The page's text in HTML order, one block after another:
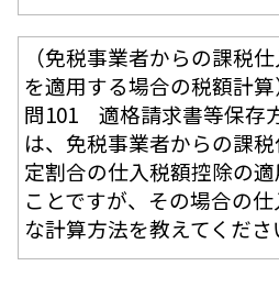
（免税事業者からの課税
を適用する場合の税額計算
問101 適格請求書等保存
は、免税事業者からの課
定割合の仕入税額控除の
ことですが、その場合の
な計算方法を教えてくださ